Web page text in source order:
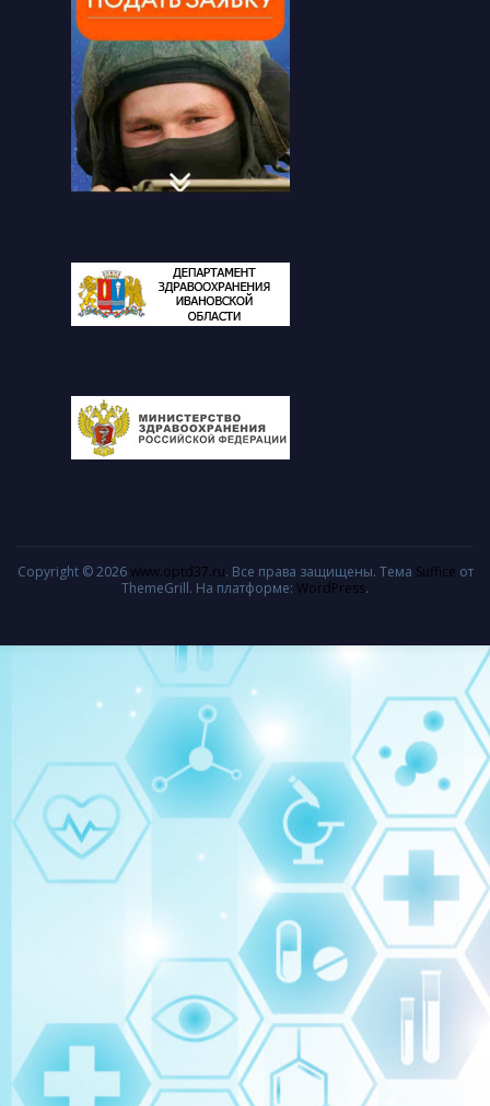
Copyright © 2026www.optd37.ru. Все права защищены. Тема Suffice от
ThemeGrill. На платформе: WordPress.